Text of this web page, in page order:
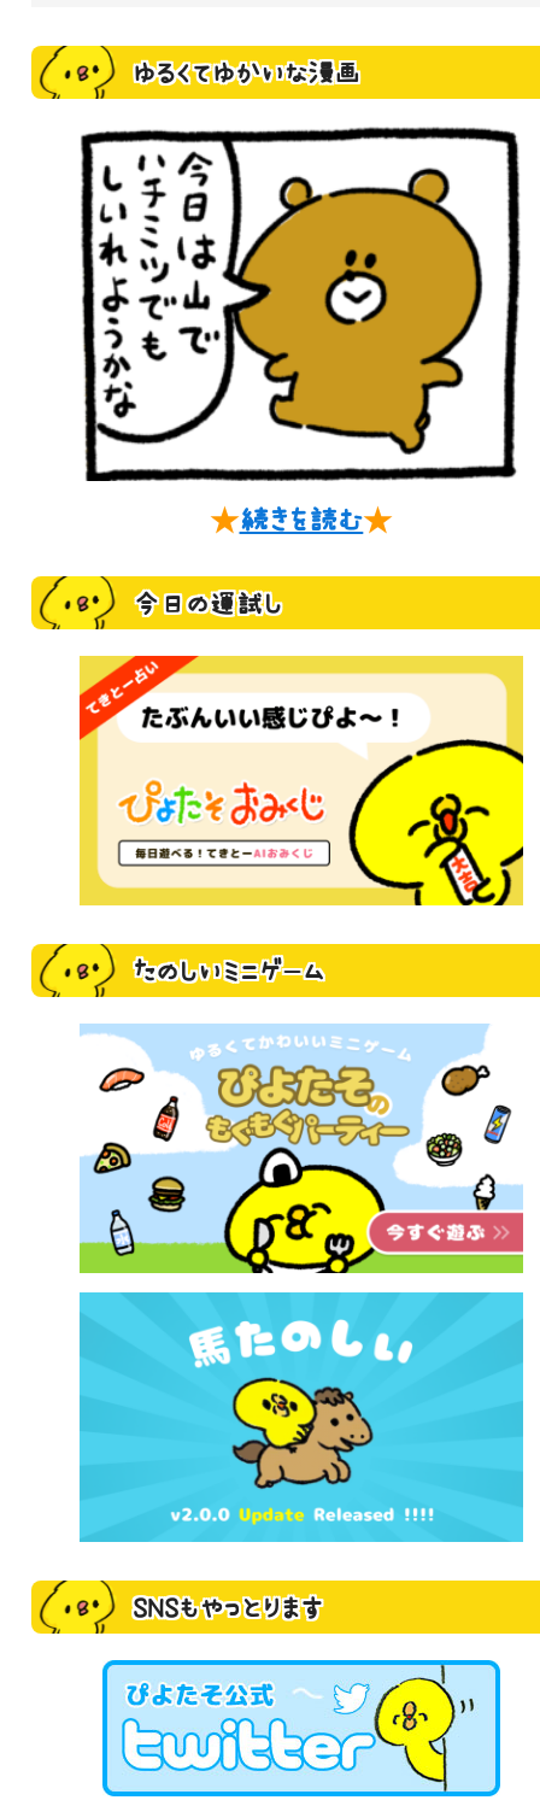
ゆるくてゆかいな漫画
★続きを読む★
今日の運試し
たのしいミニゲーム
SNSもやっとります